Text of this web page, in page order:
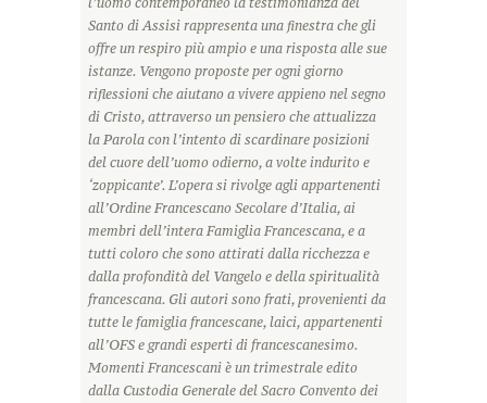
Santo di Assisi rappresenta una finestra che gli
offre un respiro più ampio e una risposta alle sue
istanze. Vengono proposte per ogni giorno
riflessioni che aiutano a vivere appieno nel segno
di Cristo, attraverso un pensiero che attualizza
la Parola con l’intento di scardinare posizioni
del cuore dell’uomo odierno, a volte indurito e
‘zoppicante’. L’opera si rivolge agli appartenenti
all’Ordine Francescano Secolare d’Italia, ai
membri dell’intera Famiglia Francescana, e a
tutti coloro che sono attirati dalla ricchezza e
dalla profondità del Vangelo e della spiritualità
francescana. Gli autori sono frati, provenienti da
tutte le famiglia francescane, laici, appartenenti
all’OFS e grandi esperti di francescanesimo.
Momenti Francescani è un trimestrale edito
dalla Custodia Generale del Sacro Convento dei